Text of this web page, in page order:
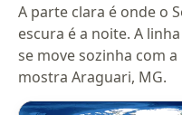
A parte clara é onde o
escura é a noite. A
se move sozinha com
mostra Araguari, MG.